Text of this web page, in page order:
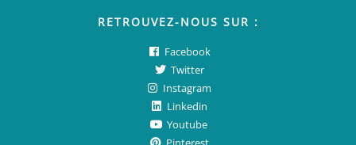
RETROUVEZ-NOUS SUR :
Facebook
Twitter
Instagram
Linkedin
Youtube